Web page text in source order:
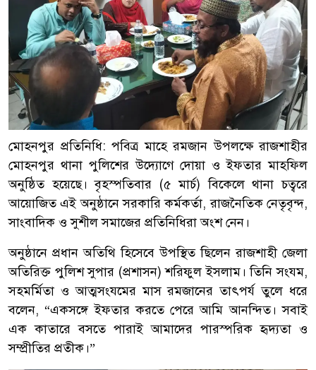
মোহনপুর প্রতিনিধি: পবিত্র মাহে রমজান উপলক্ষে রাজশাহীর
মোহনপুর থানা পুলিশের উদ্যোগে দোয়া ও ইফতার মাহফিল
অনুষ্ঠিত হয়েছে। বৃহস্পতিবার (৫ মার্চ) বিকেলে থানা চত্বরে
আয়োজিত এই অনুষ্ঠানে সরকারি কর্মকর্তা, রাজনৈতিক নেতৃবৃন্দ,
সাংবাদিক ও সুশীল সমাজের প্রতিনিধিরা অংশ নেন।
অনুষ্ঠানে প্রধান অতিথি হিসেবে উপস্থিত ছিলেন রাজশাহী জেলা
অতিরিক্ত পুলিশ সুপার (প্রশাসন) শরিফুল ইসলাম। তিনি সংযম,
সহমর্মিতা ও আত্মসংযমের মাস রমজানের তাৎপর্য তুলে ধরে
বলেন, “একসঙ্গে ইফতার করতে পেরে আমি আনন্দিত। সবাই
এক কাতারে বসতে পারাই আমাদের পারস্পরিক হৃদ্যতা ও
সম্প্রীতির প্রতীক।”